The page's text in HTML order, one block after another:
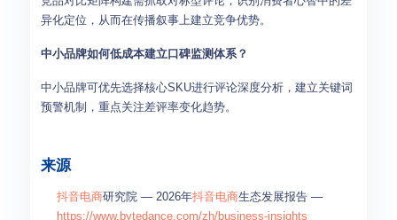
异化定位，从而在传播叙事上建立竞争优势。
中小品牌如何低成本建立口碑监测体系？
中小品牌可优先选择核心SKU进行评论深度分析，建立关键词
预警机制，重点关注差评率变化趋势。
来源
抖音电商研究院 — 2026年抖音电商生态发展报告 —
https://www.bytedance.com/zh/business-insights